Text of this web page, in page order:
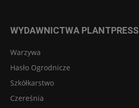
WYDAWNICTWA PLANTPRESS
Warzywa
Hasło Ogrodnicze
Szkółkarstwo
Czereśnia